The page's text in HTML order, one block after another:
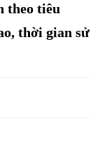
theo tiêu
thời gian sử